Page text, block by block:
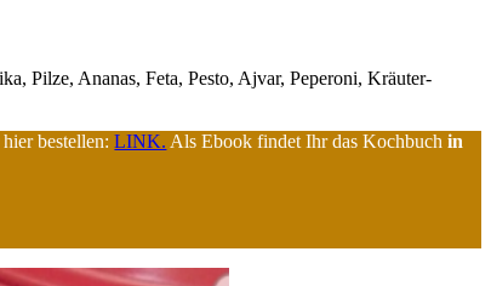
Pilze, Ananas, Feta, Pesto, Ajvar, Peperoni, Kräuter-
bestellen:LINK. Als Ebook findet Ihr das Kochbuchin